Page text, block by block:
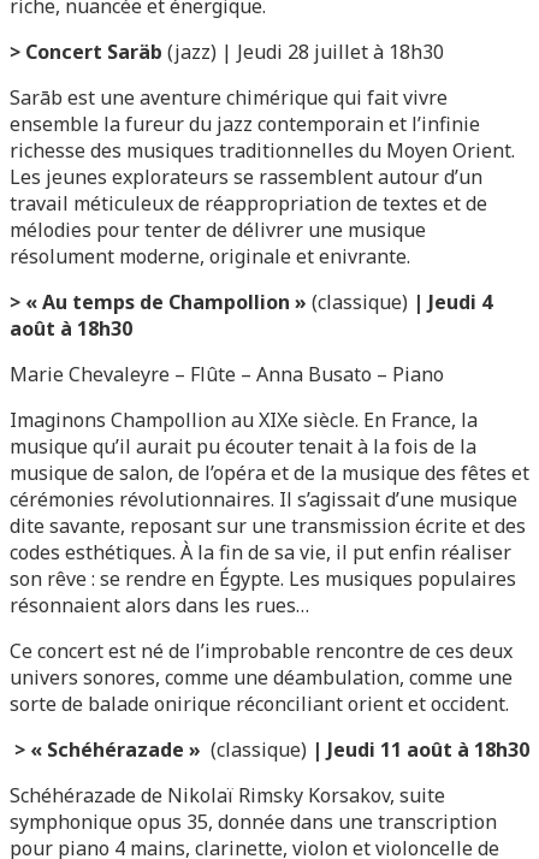
riche, nuancée et énergique.
> Concert Saräb (jazz) | Jeudi 28 juillet à 18h30
Sarāb est une aventure chimérique qui fait vivre
ensemble la fureur du jazz contemporain et l’infinie
richesse des musiques traditionnelles du Moyen Orient.
Les jeunes explorateurs se rassemblent autour d’un
travail méticuleux de réappropriation de textes et de
mélodies pour tenter de délivrer une musique
résolument moderne, originale et enivrante.
> « Au temps de Champollion » (classique) | Jeudi 4
août à 18h30
Marie Chevaleyre – Flûte – Anna Busato – Piano
Imaginons Champollion au XIXe siècle. En France, la
musique qu’il aurait pu écouter tenait à la fois de la
musique de salon, de l’opéra et de la musique des fêtes et
cérémonies révolutionnaires. Il s’agissait d’une musique
dite savante, reposant sur une transmission écrite et des
codes esthétiques. À la fin de sa vie, il put enfin réaliser
son rêve : se rendre en Égypte. Les musiques populaires
résonnaient alors dans les rues…
Ce concert est né de l’improbable rencontre de ces deux
univers sonores, comme une déambulation, comme une
sorte de balade onirique réconciliant orient et occident.
> « Schéhérazade » (classique) | Jeudi 11 août à 18h30
Schéhérazade de Nikolaï Rimsky Korsakov, suite
symphonique opus 35, donnée dans une transcription
pour piano 4 mains, clarinette, violon et violoncelle de